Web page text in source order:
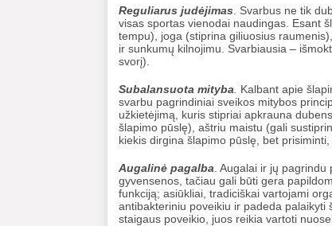
Reguliarus judėjimas . Svarbus ne tik
visas sportas vienodai naudingas. Esant
tempu), joga (stiprina giliuosius
ir sunkumų kilnojimu. Svarbiausia –
svorį).
Subalansuota mityba
Kalbant apie
svarbu pagrindiniai sveikos mitybos
užkietėjimą, kuris stipriai apkrauna
šlapimo pūslę), aštriu maistu (gali
kiekis dirgina šlapimo pūslę, bet
Augalinė pagalba . Augalai ir jų
gyvensenos, tačiau gali būti gera
funkciją; asiūkliai, tradiciškai vartojami
antibakteriniu poveikiu ir padeda
staigaus poveikio, juos reikia vartoti